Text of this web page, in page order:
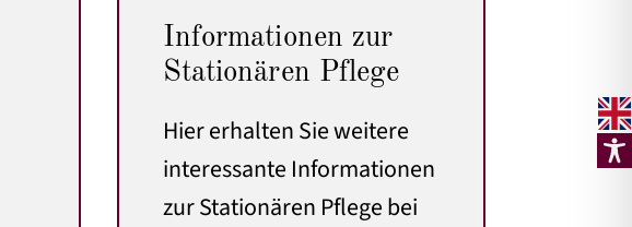
Informationen zur
Stationären Pflege
Hier erhalten Sie weitere
interessante Informationen
zur Stationären Pflege bei